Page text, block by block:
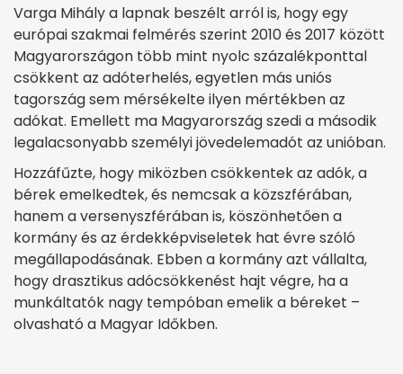
Varga Mihály a lapnak beszélt arról is, hogy egy
európai szakmai felmérés szerint 2010 és 2017 között
Magyarországon több mint nyolc százalékponttal
csökkent az adóterhelés, egyetlen más uniós
tagország sem mérsékelte ilyen mértékben az
adókat. Emellett ma Magyarország szedi a második
legalacsonyabb személyi jövedelemadót az unióban.
Hozzáfűzte, hogy miközben csökkentek az adók, a
bérek emelkedtek, és nemcsak a közszférában,
hanem a versenyszférában is, köszönhetően a
kormány és az érdekképviseletek hat évre szóló
megállapodásának. Ebben a kormány azt vállalta,
hogy drasztikus adócsökkenést hajt végre, ha a
munkáltatók nagy tempóban emelik a béreket –
olvasható a Magyar Időkben.